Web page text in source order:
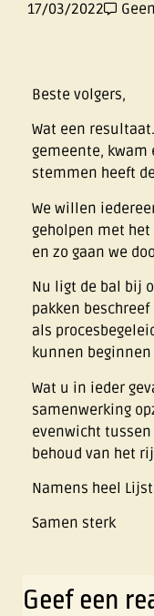
17/03/2022
Beste volgers,
Wat een
gemeente, kwam
stemmen heeft
We willen
geholpen met
en zo gaan we
Nu ligt de bal bij
pakken
als
kunnen
Wat u in ieder
samenwerking
evenwicht
behoud van het
Namens heel
Samen sterk
Geef een